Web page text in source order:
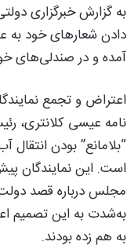
به گزارش خبرگزاری
دادن شعارهای خود به
آمده و در صندلی‌های
اعتراض و تجمع
نامه عیسی کلانتری،
“بلامانع” بودن انتقال
است. این نمایندگان
مجلس درباره قصد دولت
به‌شدت به این تصمیم
به هم زده بودند.